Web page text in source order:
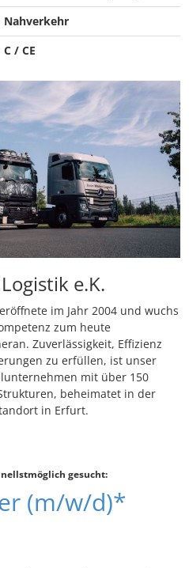
Nahverkehr
C / CE
e.K.
im Jahr 2004 und wuchs
zum heute
Zuverlässigkeit, Effizienz
zu erfüllen, ist unser
mit über 150
beheimatet in der
in Erfurt.
gesucht:
(m/w/d)*